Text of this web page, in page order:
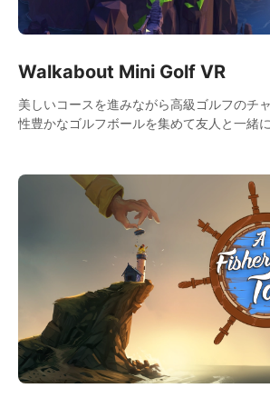
Walkabout Mini Golf VR
美しいコースを進みながら高級ゴルフのチ
性豊かなゴルフボールを集めて友人と一緒